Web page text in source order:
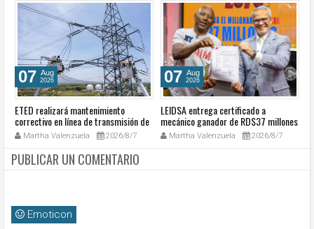
07 Aug
2026
ETED realizará mantenimiento
correctivo en línea de transmisión de
la región Sur
Martha Valenzuela 2026/8/7
07 Aug
2026
LEIDSA entrega certificado a
mecánico ganador de RD$37 millones
con el Loto
Martha Valenzuela 2026/8/7
PUBLICAR UN COMENTARIO
Emoticon